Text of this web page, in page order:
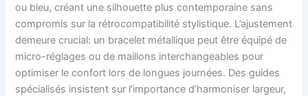
ou bleu, créant une silhouette plus contemporaine sans
compromis sur la rétrocompatibilité stylistique. L’ajustement
demeure crucial: un bracelet métallique peut être équipé de
micro-réglages ou de maillons interchangeables pour
optimiser le confort lors de longues journées. Des guides
spécialisés insistent sur l’importance d’harmoniser largeur,